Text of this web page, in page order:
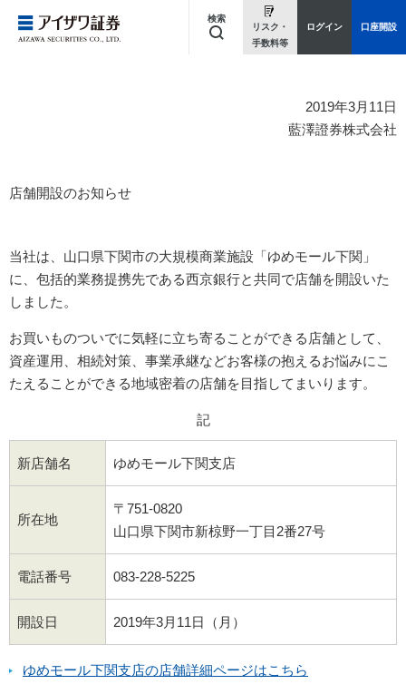
検索
リスク・
手数料等
ログイン 口座開設
2019年3月11日
藍澤證券株式会社
店舗開設のお知らせ
当社は、山口県下関市の大規模商業施設「ゆめモール下関」
に、包括的業務提携先である西京銀行と共同で店舗を開設いた
しました。
お買いものついでに気軽に立ち寄ることができる店舗として、
資産運用、相続対策、事業承継などお客様の抱えるお悩みにこ
たえることができる地域密着の店舗を目指してまいります。
記
新店舗名 ゆめモール下関支店
所在地
〒751-0820
山口県下関市新椋野一丁目2番27号
電話番号 083-228-5225
開設日 2019年3月11日（月）
ゆめモール下関支店の店舗詳細ページはこちら